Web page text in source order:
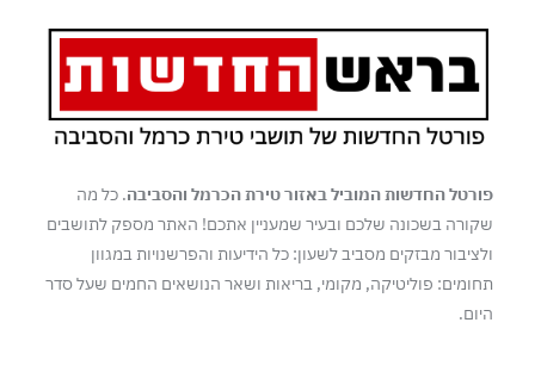
פורטל החדשות המוביל באזור טירת הכרמל והסביבה. כל מה
שקורה בשכונה שלכם ובעיר שמעניין אתכם! האתר מספק לתושבים
ולציבור מבזקים מסביב לשעון: כל הידיעות והפרשנויות במגוון
תחומים: פוליטיקה, מקומי, בריאות ושאר הנושאים החמים שעל סדר
היום.